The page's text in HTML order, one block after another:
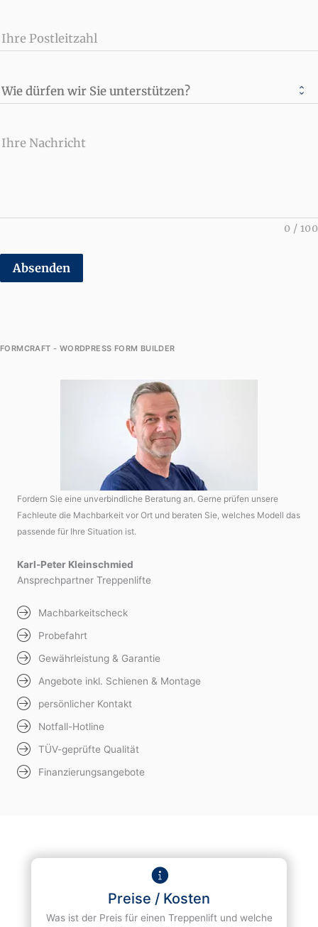
Ihre Postleitzahl
Wie dürfen wir Sie unterstützen?
Ihre Nachricht
0 / 100
Absenden
FORMCRAFT - WORDPRESS FORM BUILDER
Fordern Sie eine unverbindliche Beratung an. Gerne prüfen unsere
Fachleute die Machbarkeit vor Ort und beraten Sie, welches Modell das
passende für Ihre Situation ist.
Karl-Peter Kleinschmied
Ansprechpartner Treppenlifte
Machbarkeitscheck
Probefahrt
Gewährleistung & Garantie
Angebote inkl. Schienen & Montage
persönlicher Kontakt
Notfall-Hotline
TÜV-geprüfte Qualität
Finanzierungsangebote
Preise / Kosten
Was ist der Preis für einen Treppenlift und welche